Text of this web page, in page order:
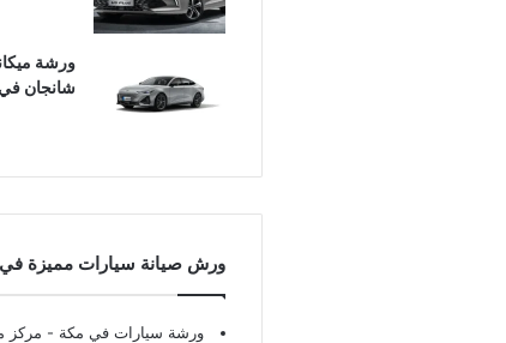
ورشة
شانجان في
ورش صيانة سيارات مميزة
ورشة سيارات في مكة - مركز